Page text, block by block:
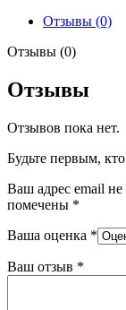
Отзывы (0)
Отзывы (0)
Отзывы
Отзывов пока нет.
Будьте первым,
Ваш адрес email не
помечены *
Ваша оценка *
Ваш отзыв *